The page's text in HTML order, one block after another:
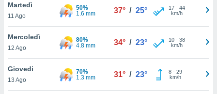
un
la
nella
Martedì
11 Ago
50%
1.6 mm
37° / 25° 17- 44
km/h
Mercoledì
12 Ago
80%
4.8 mm
34° / 23° 10- 38
km/h
Giovedi
13 Ago
70%
1.3 mm
31° / 23° 8- 29
km/h